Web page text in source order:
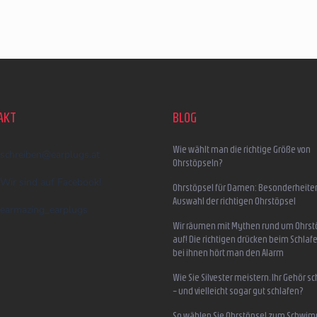
schreiben @ earplugs.at
Wir sind auf Facebook!
earmazing_earplugs
BLOG
Wie wählt man die richtige Größe von
Ohrstöpseln?
Ohrstöpsel für Damen:
Auswahl der richtigen Ohrstöpsel
Wir räumen mit Mythen rund um
auf! Die richtigen drücken beim
bei ihnen hört man den Alarm
Wie Sie Silvester meistern, Ihr Gehör
– und vielleicht sogar gut schlafen?